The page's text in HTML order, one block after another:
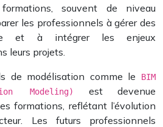
souvent de niveau
les professionnels à gérer des
et à intégrer les enjeux
leurs projets.
de modélisation comme le
BIM
Modeling)
est devenue
formations, reflétant l’évolution
Les futurs professionnels